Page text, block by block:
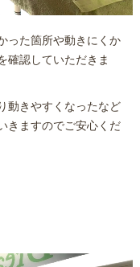
った箇所や動きにくか
確認していただきま
動きやすくなったなど
きますのでご安心くだ